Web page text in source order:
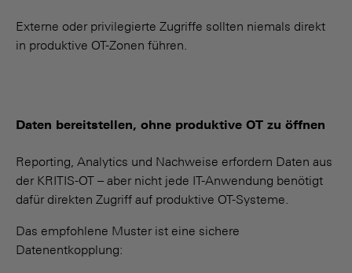
Externe oder privilegierte Zugriffe sollten niemals direkt
in produktive OT-Zonen führen.
Daten bereitstellen, ohne produktive OT zu öffnen
Reporting, Analytics und Nachweise erfordern Daten aus
der KRITIS-OT – aber nicht jede IT-Anwendung benötigt
dafür direkten Zugriff auf produktive OT-Systeme.
Das empfohlene Muster ist eine sichere
Datenentkopplung: